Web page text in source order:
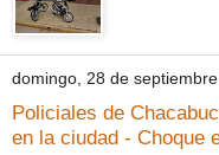
domingo, 28 de
Policiales de
en la ciudad - Choque